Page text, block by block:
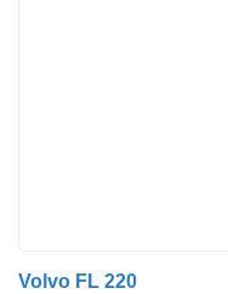
Volvo FL 220